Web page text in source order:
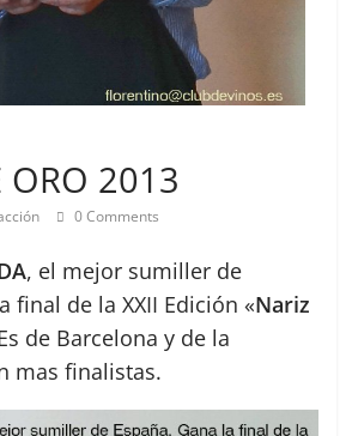
ORO 2013
0 Comments
, el mejor sumiller de
final de la XXII Edición «Nariz
de Barcelona y de la
mas finalistas.